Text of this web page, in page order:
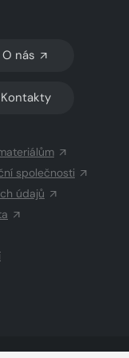
O nás
Kontakty
společnosti
údajů